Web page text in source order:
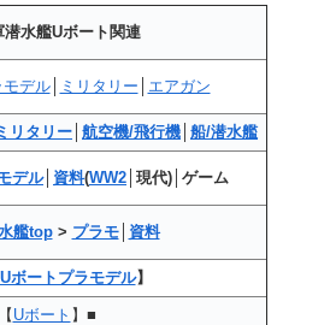
潜水艦Uボート関連
モデル│ ミリタリー エアガン
リタリー 航空機/飛行機 船/潜水艦
デル│ 資料(WW2 │現代)│ゲーム
艦top> プラモ│ 資料
ボートプラモデル】
Uボート 】■